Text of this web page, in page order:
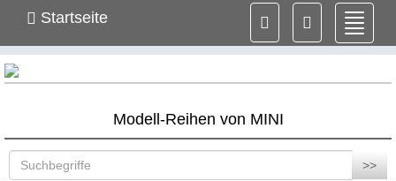
ein-/
Startseite
Modell-Reihen von MINI
>>